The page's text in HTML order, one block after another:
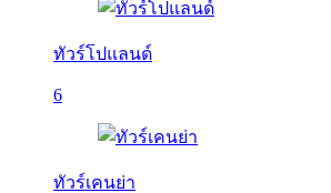
ทัวร์โปแลนด์
6
ทัวร์เคนย่า